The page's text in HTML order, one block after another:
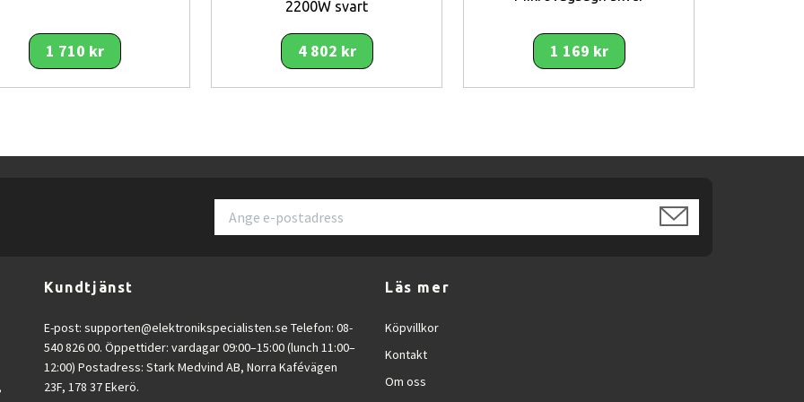
högtalare eller subwoofer.
och trådlös musikuppspelning.
ger ett bredare och fylligare ljud som förbättrar både dialog och ljudeffekter vid daglig användning.
fungerar som en trådlös musikhögtalare, vilket gör den användbar för mer än bara TV-tittande. USB-anslutningen
direkt från lagringsmedia.
enkelt kan placeras framför TV:n eller monteras på vägg. Trots den lilla storleken levererar den tillräcklig
1 710 kr
2200W svart
4 802 kr 1 169 kr
Kundtjänst
E-post: supporten@elektronikspecialisten.se Telefon: 08-
540 826 00. Öppettider: vardagar 09:00–15:00 (lunch 11:00–
12:00) Postadress: Stark Medvind AB, Norra Kafévägen
23F, 178 37 Ekerö.
Läs mer
Köpvillkor
Kontakt
Om oss